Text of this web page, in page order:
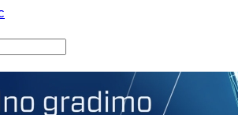
smo: Thermostar